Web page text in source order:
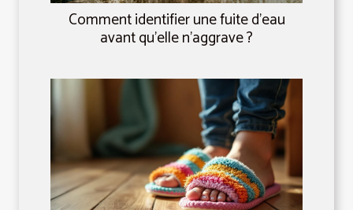
Comment identifier une fuite d'eau
avant qu'elle n'aggrave ?